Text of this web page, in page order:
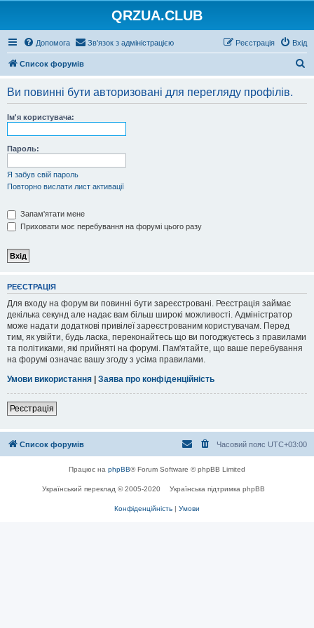
QRZUA.CLUB
Допомога Зв'язок з адміністрацією Вхід
Реєстрація
Список форумів
Ви повинні бути авторизовані для перегляду профілів.
Ім'я користувача:
Пароль:
Я забув свій пароль
Повторно вислати лист активації
Запам'ятати мене
Приховати моє перебування на форумі цього разу
РЕЄСТРАЦІЯ
Для входу на форум ви повинні бути зареєстровані. Реєстрація займає
декілька секунд але надає вам більш широкі можливості. Адміністратор
може надати додаткові привілеї зареєстрованим користувачам. Перед
тим, як увійти, будь ласка, переконайтесь що ви погоджуєтесь з правилами
та політиками, які прийняті на форумі. Пам'ятайте, що ваше перебування
на форумі означає вашу згоду з усіма правилами.
Умови використання | Заява про конфіденційність
Реєстрація
Список форумів Часовий пояс UTC+03:00
Працює на phpBB® Forum Software © phpBB Limited
Український переклад © 2005-2020 Українська підтримка phpBB
Конфіденційність | Умови